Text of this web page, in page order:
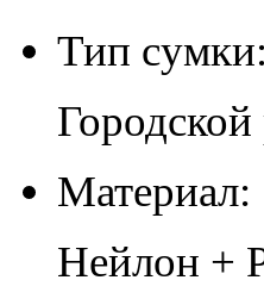
Тип сумки:
Материал:
Нейлон +